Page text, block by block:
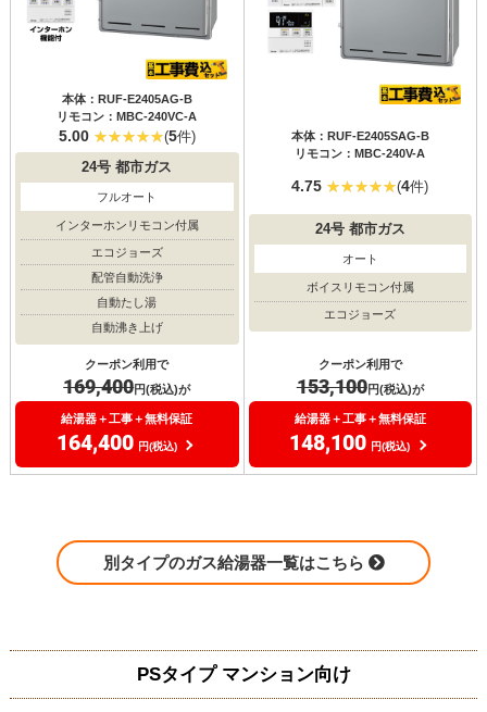
本体：RUF-E2405AG-B
リモコン：MBC-240VC-A
5.00 (5件)
24号 都市ガス
フルオート
インターホンリモコン付属
エコジョーズ
配管自動洗浄
自動たし湯
自動沸き上げ
クーポン利用で
169,400円(税込)が
給湯器＋工事＋無料保証
164,400 円(税込)
本体：RUF-E2405SAG-B
リモコン：MBC-240V-A
4.75 (4件)
24号都市ガス
オート
ボイスリモコン付属
エコジョーズ
クーポン利用で
153,100円(税込)が
給湯器＋工事＋無料保証
148,100 円(税込)
別タイプのガス給湯器一覧はこちら
PSタイプ マンション向け